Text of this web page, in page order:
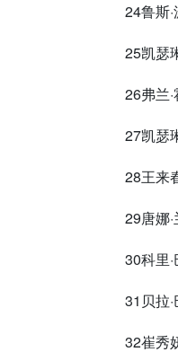
24鲁斯
25凯瑟
26弗兰
27凯瑟
28王来
29唐娜
30科里
31贝拉
32崔秀